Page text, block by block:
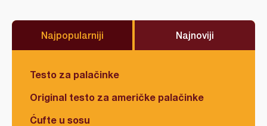
Najpopularniji Najnoviji
Testo za palačinke
Original testo za američke palačinke
Ćufte u sosu